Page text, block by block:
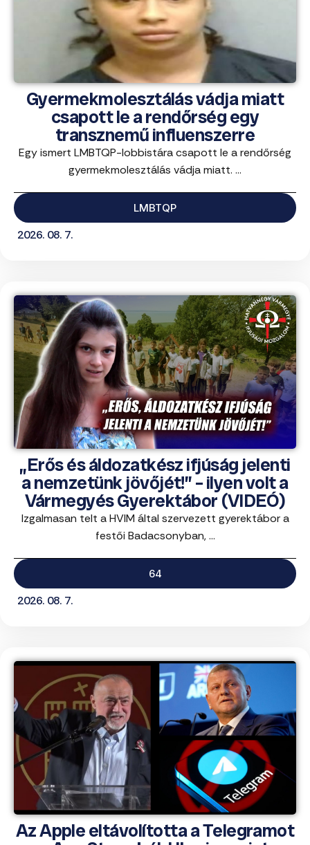
Gyermekmolesztálás vádja miatt
csapott le a rendőrség egy
transznemű influenszerre
Egy ismert LMBTQP-lobbistára csapott le a rendőrség
gyermekmolesztálás vádja miatt. ...
LMBTQP
2026. 08. 7.
„Erős és áldozatkész ifjúság jelenti
a nemzetünk jövőjét!” – ilyen volt a
Vármegyés Gyerektábor (VIDEÓ)
Izgalmasan telt a HVIM által szervezett gyerektábor a
festői Badacsonyban, ...
64
2026. 08. 7.
Az Apple eltávolította a Telegramot